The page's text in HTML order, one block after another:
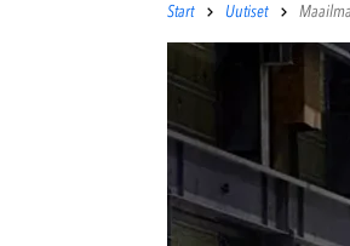
Start Uutiset